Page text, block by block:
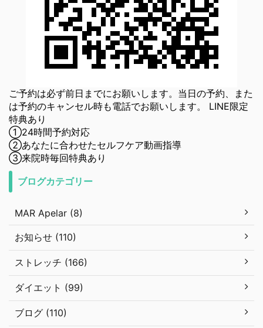
ご予約は必ず前日までにお願いします。当日の予約、また
は予約のキャンセル時も電話でお願いします。 LINE限定
特典あり
①24時間予約対応
②あなたに合わせたセルフケア動画指導
③来院時毎回特典あり
ブログカテゴリー
MAR Apelar (8)
お知らせ (110)
ストレッチ (166)
ダイエット (99)
ブログ (110)